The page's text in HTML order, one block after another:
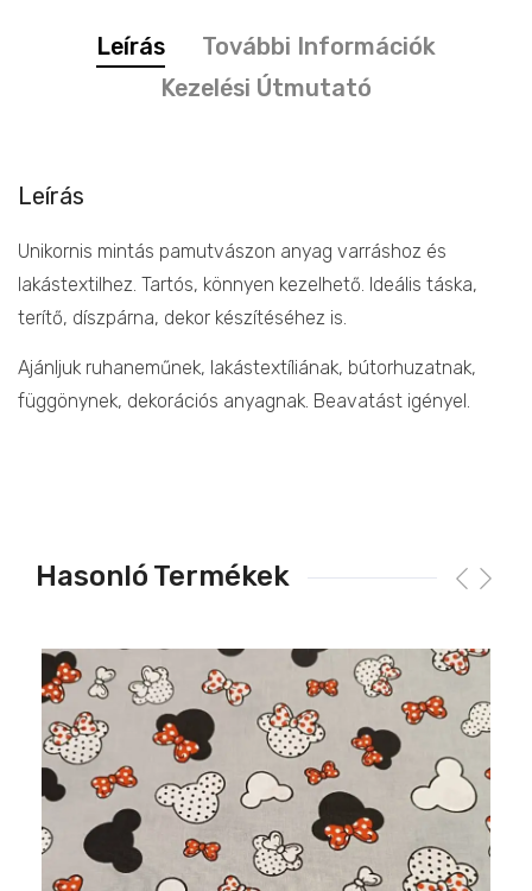
Leírás
További Információk
Kezelési Útmutató
Leírás
Unikornis mintás pamutvászon anyag varráshoz és
lakástextilhez. Tartós, könnyen kezelhető. Ideális táska,
terítő, díszpárna, dekor készítéséhez is.
Ajánljuk ruhaneműnek, lakástextíliának, bútorhuzatnak,
függönynek, dekorációs anyagnak. Beavatást igényel.
Hasonló Termékek